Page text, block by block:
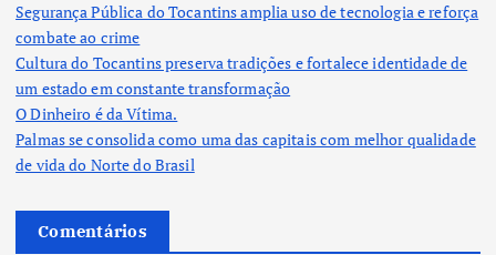
Segurança Pública do Tocantins amplia uso de tecnologia e reforça
combate ao crime
Cultura do Tocantins preserva tradições e fortalece identidade de
um estado em constante transformação
O Dinheiro é da Vítima.
Palmas se consolida como uma das capitais com melhor qualidade
de vida do Norte do Brasil
Comentários